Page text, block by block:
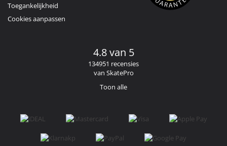
Toegankelijkheid
Cookies aanpassen
4.8 van 5
134951 recensies
van SkatePro
Toon alle